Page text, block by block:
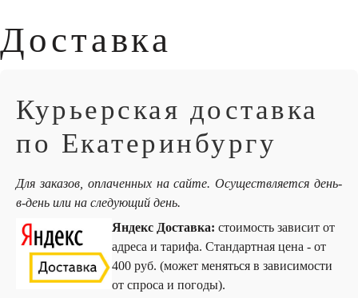
Доставка
Курьерская доставка
по Екатеринбургу
Для заказов, оплаченных на сайте. Осуществляется день-
в-день или на следующий день.
Яндекс Доставка: стоимость зависит от
адреса и тарифа. Стандартная цена - от
400 руб. (может меняться в зависимости
от спроса и погоды).